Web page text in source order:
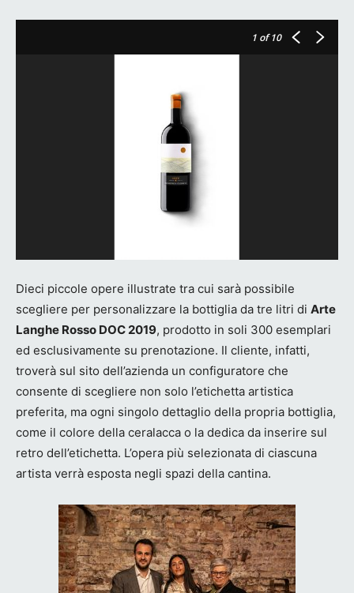
1 of 10
Dieci piccole opere illustrate tra cui sarà possibile
scegliere per personalizzare la bottiglia da tre litri di Arte
Langhe Rosso DOC 2019, prodotto in soli 300 esemplari
ed esclusivamente su prenotazione. Il cliente, infatti,
troverà sul sito dell’azienda un configuratore che
consente di scegliere non solo l’etichetta artistica
preferita, ma ogni singolo dettaglio della propria bottiglia,
come il colore della ceralacca o la dedica da inserire sul
retro dell’etichetta. L’opera più selezionata di ciascuna
artista verrà esposta negli spazi della cantina.